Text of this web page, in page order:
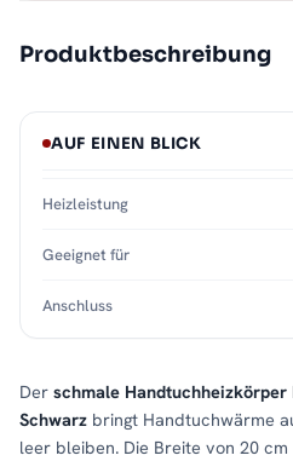
Produktbeschreibung
Der schmale Handtuchheizkörper
Schwarz bringt Handtuchwärme
leer bleiben. Die Breite von 20
AUF EINEN BLICK
Heizleistung
Geeignet für
Anschluss